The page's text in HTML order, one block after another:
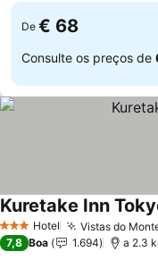
De € 68
Consulte os preços de
3 EstrelasHotel Vistas do
Kuretake Inn
7,8 Boa 1.694 a 2.3